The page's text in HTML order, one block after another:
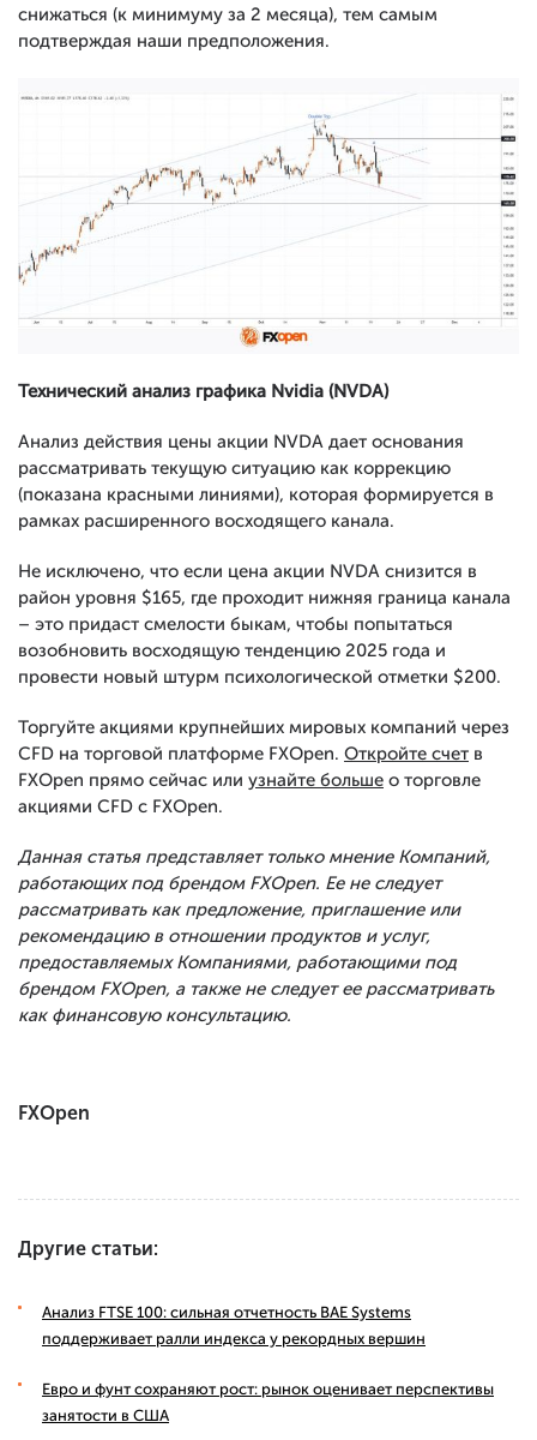
снижаться (к минимуму за 2 месяца), тем самым
подтверждая наши предположения.
Технический анализ графика Nvidia (NVDA)
Анализ действия цены акции NVDA дает основания
рассматривать текущую ситуацию как коррекцию
(показана красными линиями), которая формируется в
рамках расширенного восходящего канала.
Не исключено, что если цена акции NVDA снизится в
район уровня $165, где проходит нижняя граница канала
– это придаст смелости быкам, чтобы попытаться
возобновить восходящую тенденцию 2025 года и
провести новый штурм психологической отметки $200.
Торгуйте акциями крупнейших мировых компаний через
CFD на торговой платформе FXOpen. Откройте счет в
FXOpen прямо сейчас или узнайте больше о торговле
акциями CFD с FXOpen.
Данная статья представляет только мнение Компаний,
работающих под брендом FXOpen. Ее не следует
рассматривать как предложение, приглашение или
рекомендацию в отношении продуктов и услуг,
предоставляемых Компаниями, работающими под
брендом FXOpen, а также не следует ее рассматривать
как финансовую консультацию.
FXOpen
Другие статьи:
Анализ FTSE 100: сильная отчетность BAE Systems
поддерживает ралли индекса у рекордных вершин
Евро и фунт сохраняют рост: рынок оценивает перспективы
занятости в США